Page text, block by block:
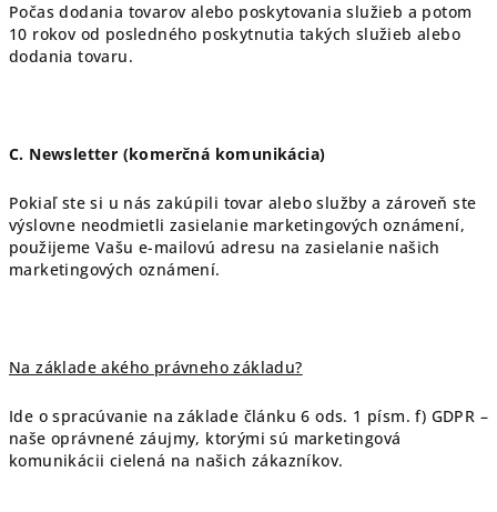
Počas dodania tovarov alebo poskytovania služieb a potom
10 rokov od posledného poskytnutia takých služieb alebo
dodania tovaru.
C. Newsletter (komerčná komunikácia)
Pokiaľ ste si u nás zakúpili tovar alebo služby a zároveň ste
výslovne neodmietli zasielanie marketingových oznámení,
použijeme Vašu e-mailovú adresu na zasielanie našich
marketingových oznámení.
Na základe akého právneho základu?
Ide o spracúvanie na základe článku 6 ods. 1 písm. f) GDPR –
naše oprávnené záujmy, ktorými sú marketingová
komunikácii cielená na našich zákazníkov.